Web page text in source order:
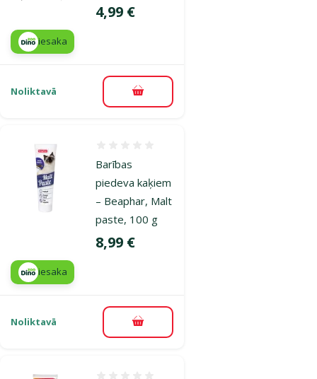
Cena
4,99 €
iesaka
Noliktavā Pievienot grozam
Barības
piedeva kaķiem
– Beaphar, Malt
paste, 100 g
Cena
8,99 €
iesaka
Noliktavā Pievienot grozam